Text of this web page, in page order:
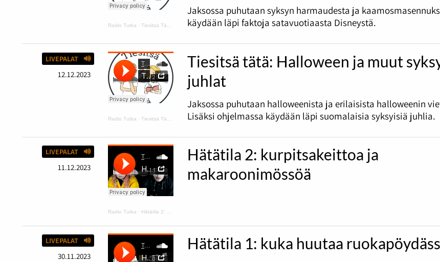
Radio Tutka ·Tiesitsä Tätä: harmaus ja Disneyn synttärit
Jaksossa puhutaan syksyn harmaudesta ja
käydään läpi faktoja satavuotiaasta Disneystä.
LIVEPALAT
12.12.2023
Radio Tutka ·Tiesitsä Tätä: Halloween
Tiesitsä tätä: Halloween ja muut
juhlat
Jaksossa puhutaan halloweenista ja erilaisista halloweenin
Lisäksi ohjelmassa käydään läpi suomalaisia syksyisiä juhlia.
LIVEPALAT
11.12.2023
Radio Tutka · Hätätila 2: kurpitsakeittoa ja makaroonimössöä
Hätätila 2: kurpitsakeittoa ja
makaroonimössöä
LIVEPALAT
30.11.2023
Hätätila 1: kuka huutaa